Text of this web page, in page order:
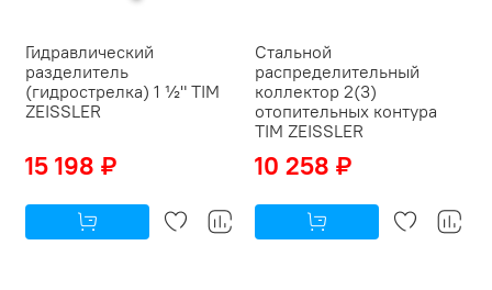
Гидравлический
разделитель
(гидрострелка) 1 ½" TIM
ZEISSLER
15 198 ₽
Стальной
распределительный
коллектор 2(3)
отопительных контура
TIM ZEISSLER
10 258 ₽